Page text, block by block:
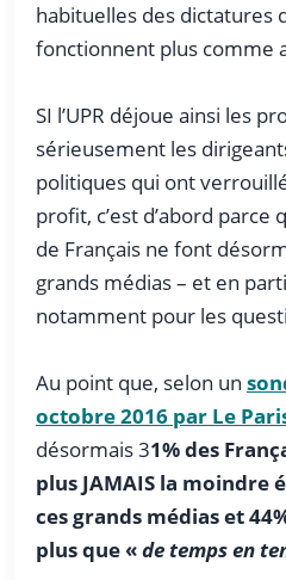
habituelles des dictatures
fonctionnent plus comme
SI l’UPR déjoue ainsi les
sérieusement les
politiques qui ont
profit, c’est d’abord parce
de Français ne font
grands médias – et en
notamment pour les
Au point que, selon un
octobre 2016 par Le
désormais 31% des
plus JAMAIS la moindre
ces grands médias et
plus que «de temps en